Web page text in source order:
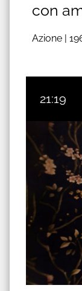
con
Azione |
21:19